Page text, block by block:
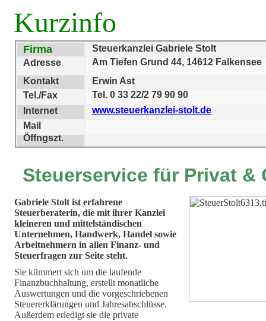
Gabriele Stolt ist erfahrene
Steuerberaterin, die mit ihrer Kanzlei
kleineren und mittelständischen
Unternehmen, Handwerk, Handel sowie
Arbeitnehmern in allen Finanz- und
Steuerfragen zur Seite steht.
Sie kümmert sich um die laufende
Finanzbuchhaltung, erstellt monatliche
Auswertungen und die vorgeschriebenen
Steuererklärungen und Jahresabschlüsse.
Außerdem erledigt sie die private
Steuerservice für Privat &
Kurzinfo
Firma
Steuerkanzlei Gabriele Stolt
Adresse
Am Tiefen Grund 44, 14612
Kontakt
Erwin Ast
Tel./Fax
Tel. 0 33 22/2 79 90 90
Internet
www.steuerkanzlei-stolt.de
Mail
Öffngszt.